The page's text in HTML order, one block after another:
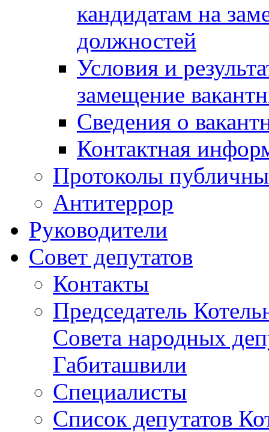
кандидатам на
должностей
Условия и
замещение
Сведения о
Контактная
Протоколы
Антитеррор
Руководители
Совет депутатов
Контакты
Председатель
Совета народных
Габиташвили
Специалисты
Список депутатов